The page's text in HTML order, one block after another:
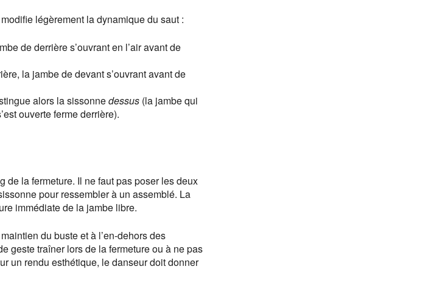
légèrement la dynamique du saut :
de derrière s’ouvrant en l’air avant de
la jambe de devant s’ouvrant avant de
alors la sissonnedessus (la jambe qui
ouverte ferme derrière).
de la fermeture. Il ne faut pas poser les deux
pour ressembler à un assemblé. La
immédiate de la jambe libre.
du buste et à l’en-dehors des
geste traîner lors de la fermeture ou à ne pas
un rendu esthétique, le danseur doit donner